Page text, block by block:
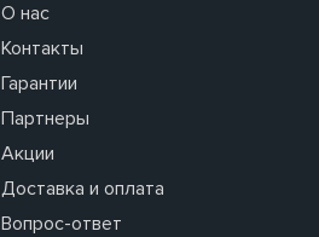
О нас
Контакты
Гарантии
Партнеры
Акции
Доставка и оплата
Вопрос-ответ